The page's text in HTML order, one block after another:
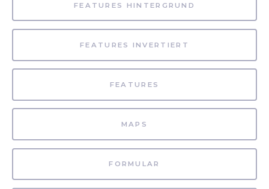
FEATURES HINTERGRUND
FEATURES INVERTIERT
FEATURES
MAPS
FORMULAR